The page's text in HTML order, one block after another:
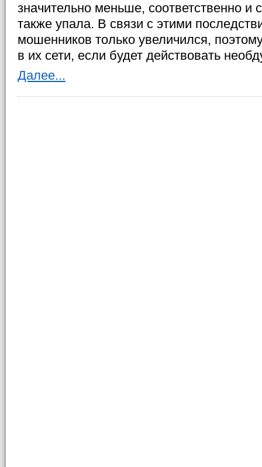
значительно меньше, соответственно и
также упала. В связи с этими
мошенников только увеличился,
в их сети, если будет действовать
Далее...